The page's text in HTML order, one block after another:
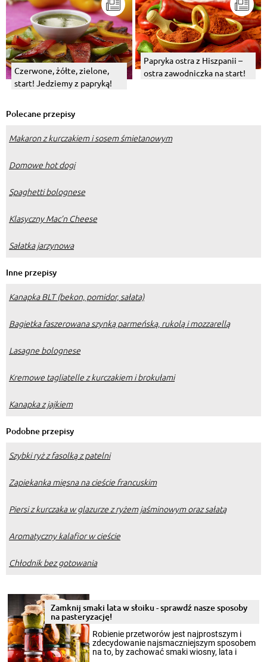
Czerwone, żółte, zielone,
start! Jedziemy z papryką!
Papryka ostra z Hiszpanii –
ostra zawodniczka na start!
Polecane przepisy
Makaron z kurczakiem i sosem śmietanowym
Domowe hot dogi
Spaghetti bolognese
Klasyczny Mac’n Cheese
Sałatka jarzynowa
Inne przepisy
Kanapka BLT (bekon, pomidor, sałata)
Bagietka faszerowana szynką parmeńską, rukolą i mozzarellą
Lasagne bolognese
Kremowe tagliatelle z kurczakiem i brokułami
Kanapka z jajkiem
Podobne przepisy
Szybki ryż z fasolką z patelni
Zapiekanka mięsna na cieście francuskim
Piersi z kurczaka w glazurze z ryżem jaśminowym oraz sałatą
Aromatyczny kalafior w cieście
Chłodnik bez gotowania
Zamknij smaki lata w słoiku - sprawdź nasze sposoby
na pasteryzację!
Robienie przetworów jest najprostszym i
zdecydowanie najsmaczniejszym sposobem
na to, by zachować smaki wiosny, lata i